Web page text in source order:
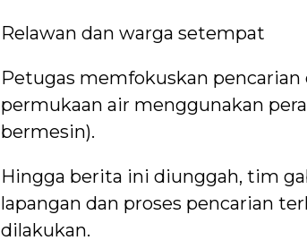
Relawan dan warga setempat
Petugas memfokuskan
permukaan air menggunakan
bermesin).
Hingga berita ini diunggah, tim
lapangan dan proses pencarian
dilakukan.